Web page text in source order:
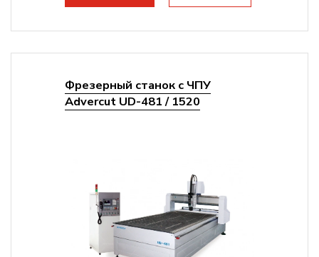
Фрезерный станок с ЧПУ
Advercut UD-481 / 1520